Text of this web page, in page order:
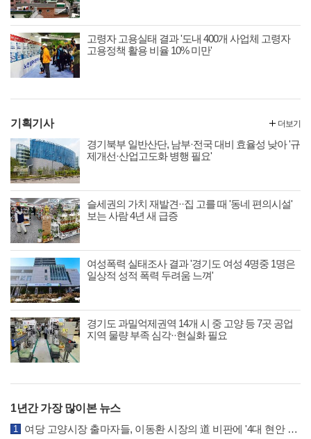
고령자 고용실태 결과 '도내 400개 사업체 고령자
고용정책 활용 비율 10% 미만'
기획기사
경기북부 일반산단, 남부·전국 대비 효율성 낮아 '규
제개선·산업고도화 병행 필요'
슬세권의 가치 재발견··집 고를 때 '동네 편의시설'
보는 사람 4년 새 급증
여성폭력 실태조사 결과 '경기도 여성 4명중 1명은
일상적 성적 폭력 두려움 느껴'
경기도 과밀억제권역 14개 시 중 고양 등 7곳 공업
지역 물량 부족 심각··현실화 필요
더보기
1년간 가장 많이본 뉴스
여당 고양시장 출마자들, 이동환 시장의 道 비판에 '4대 현안 실패는 본인 무능 결과'